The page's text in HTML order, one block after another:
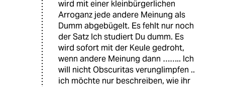
wird mit einer kleinbürgerlichen
Arroganz jede andere Meinung als
Dumm abgebügelt. Es fehlt nur noch
der Satz Ich studiert Du dumm. Es
wird sofort mit der Keule gedroht,
wenn andere Meinung dann …….. Ich
will nicht Obscuritas verunglimpfen ..
ich möchte nur beschreiben, wie ihr